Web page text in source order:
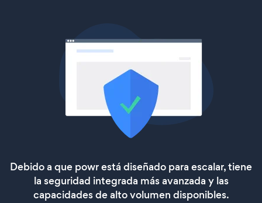
Debido a que powr está diseñado para escalar, tiene
la seguridad integrada más avanzada y las
capacidades de alto volumen disponibles.